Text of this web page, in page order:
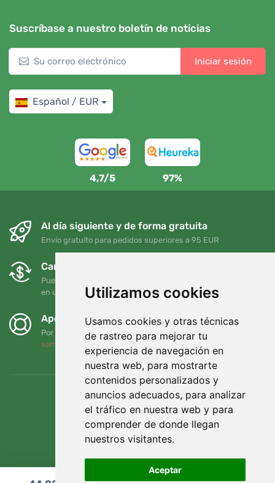
Utilizamos cookies
Usamos cookies y otras técnicas
de rastreo para mejorar tu
experiencia de navegación en
nuestra web, para mostrarte
contenidos personalizados y
anuncios adecuados, para analizar
el tráfico en nuestra web y para
comprender de donde llegan
nuestros visitantes.
Aceptar
Suscríbase a nuestro boletín de noticias
Iniciar sesión
Español / EUR
4,7/5 97%
Al día siguiente y de forma gratuita
Envío gratuito para pedidos superiores a 95 EUR
Cambios y devoluciones gratuitos
Puede devolver o cambiar su pedido en cualquier momento
en un plazo de 90 días
Apoyamos a Trees.org
Por cada pedido plantamos un árbol. Leer más
somos